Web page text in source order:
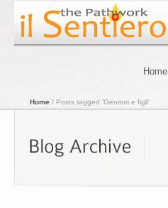
Home
Home / Posts tagged 'Genitori e figli'